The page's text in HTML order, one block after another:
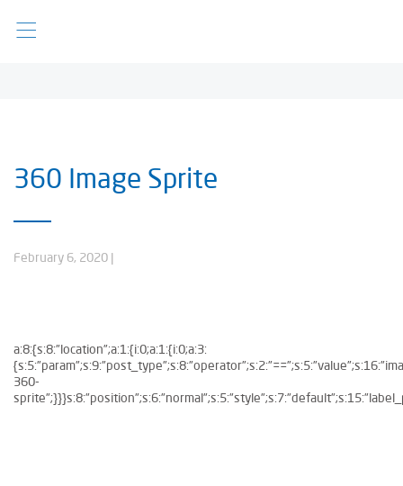
360 Image Sprite
February 6, 2020 |
a:8:{s:8:”location”;a:1:{i:0;a:1:{i:0;a:3:
360-